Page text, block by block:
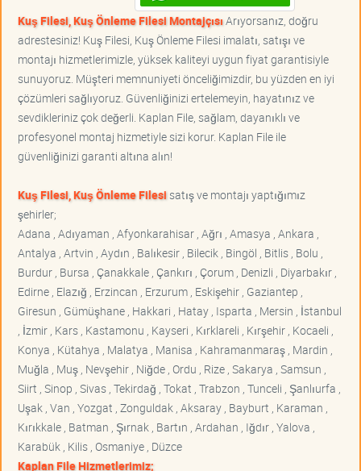
Kuş Filesi, Kuş Önleme Filesi MontajçısıArıyorsanız, doğru
adrestesiniz! Kuş Filesi, Kuş Önleme Filesi imalatı, satışı ve
montajı hizmetlerimizle, yüksek kaliteyi uygun fiyat garantisiyle
sunuyoruz. Müşteri memnuniyeti önceliğimizdir, bu yüzden en iyi
çözümleri sağlıyoruz. Güvenliğinizi ertelemeyin, hayatınız ve
sevdikleriniz çok değerli. Kaplan File, sağlam, dayanıklı ve
profesyonel montaj hizmetiyle sizi korur. Kaplan File ile
güvenliğinizi garanti altına alın!
Kuş Filesi, Kuş Önleme Filesisatış ve montajı yaptığımız
şehirler;
Adana , Adıyaman , Afyonkarahisar , Ağrı , Amasya , Ankara ,
Antalya , Artvin , Aydın , Balıkesir , Bilecik , Bingöl , Bitlis , Bolu ,
Burdur , Bursa , Çanakkale , Çankırı , Çorum , Denizli , Diyarbakır ,
Edirne , Elazığ , Erzincan , Erzurum , Eskişehir , Gaziantep ,
Giresun , Gümüşhane , Hakkari , Hatay , Isparta , Mersin , İstanbul
, İzmir , Kars , Kastamonu , Kayseri , Kırklareli , Kırşehir , Kocaeli ,
Konya , Kütahya , Malatya , Manisa , Kahramanmaraş , Mardin ,
Muğla , Muş , Nevşehir , Niğde , Ordu , Rize , Sakarya , Samsun ,
Siirt , Sinop , Sivas , Tekirdağ , Tokat , Trabzon , Tunceli , Şanlıurfa ,
Uşak , Van , Yozgat , Zonguldak , Aksaray , Bayburt , Karaman ,
Kırıkkale , Batman , Şırnak , Bartın , Ardahan , Iğdır , Yalova ,
Karabük , Kilis , Osmaniye , Düzce
Kaplan File Hizmetlerimiz;